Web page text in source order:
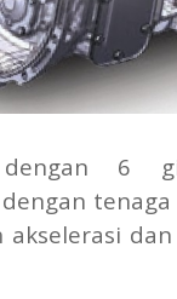
6
akselerasi